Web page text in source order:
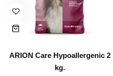
ARION Care Hypoallergenic 2
kg.